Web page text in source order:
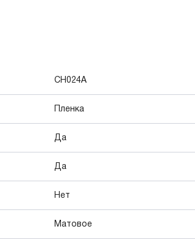
CH024A
Пленка
Да
Да
Нет
Матовое